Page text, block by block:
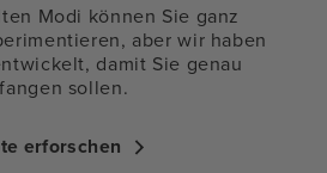
Modi können Sie ganz
aber wir haben
damit Sie genau
sollen.
erforschen